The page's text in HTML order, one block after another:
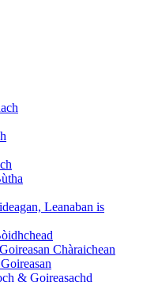
Leanaban is
Chàraichean
& Goireasachd